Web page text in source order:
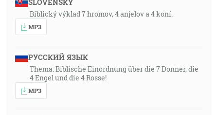
SLOVENSKY
Biblický výklad 7 hromov, 4 anjelov a 4 koní.
MP3
РУССКИЙ ЯЗЫК
Thema: Biblische Einordnung über die 7 Donner, die
4 Engel und die 4 Rosse!
MP3